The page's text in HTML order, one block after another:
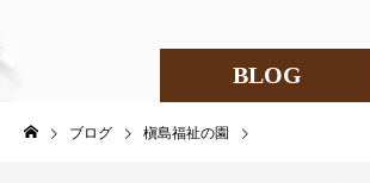
BLOG
ブログ 槇島福祉の園